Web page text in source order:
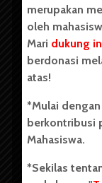
Badan Otonom
pers mahasiswa
secara mandiri
(USU).
Unit Kegiatan
berdiri pada 1 Juli
merupakan
oleh
Mari dukung
berdonasi
atas!
*Mulai
berkontribusi
Mahasiswa.
*Sekilas